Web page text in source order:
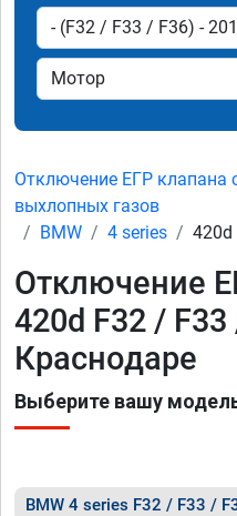
Отключение ЕГР клапана
выхлопных газов
BMW
4 series 420d
Отключение
420d F32 / F33
Краснодаре
Выберите вашу
BMW 4 series F32 / F33 /